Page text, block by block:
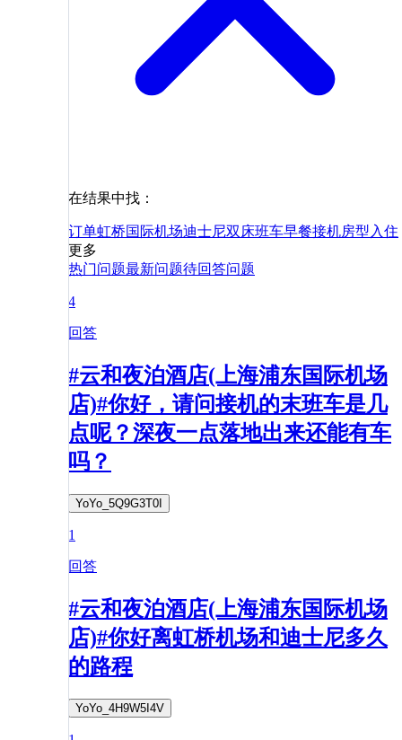
在结果中找：
订单虹桥国际机场迪士尼双床班车早餐接机房型 入住
更多
热门问题最新问题待回答问题
4
回答
#云和夜泊酒店(上海浦东国际机场
店)#你好，请问接机的末班车是几
点呢？深夜一点落地出来还能有车
吗？
YoYo_5Q9G3T0I
1
回答
#云和夜泊酒店(上海浦东国际机场
店)#你好离虹桥机场和迪士尼多久
的路程
YoYo_4H9W5I4V